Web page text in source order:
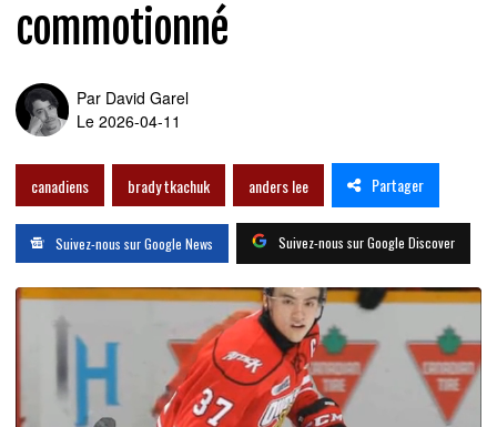
commotionné
Par David Garel
Le 2026-04-11
canadiens brady tkachuk anders lee Partager
Suivez-nous sur Google News Suivez-nous sur Google Discover